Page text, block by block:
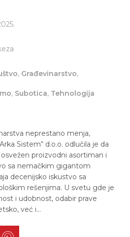
, Građevinarstvo,
, Subotica, Tehnologija
neprestano menja,
Sistem“ d.o.o. odlučila je da
proizvodni asortiman i
sa nemačkim gigantom
decenijsko iskustvo sa
rešenjima. ​U svetu gde je
i udobnost, odabir prave
već i…